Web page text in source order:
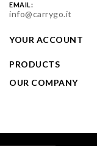
EMAIL:
info@carrygo.it
YOUR ACCOUNT
PRODUCTS
OUR COMPANY